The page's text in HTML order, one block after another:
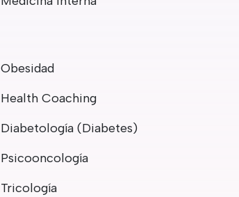
Obesidad
Health Coaching
Diabetología (Diabetes)
Psicooncología
Tricología